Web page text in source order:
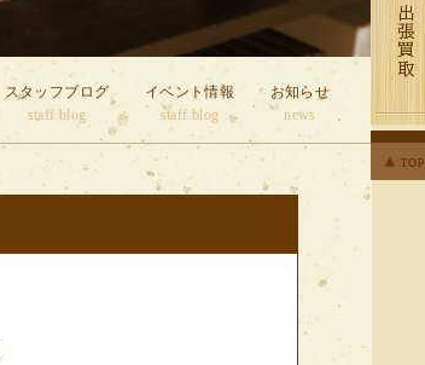
スタッフブログ
staff blog
イベント情報
staff blog
お知らせ
news